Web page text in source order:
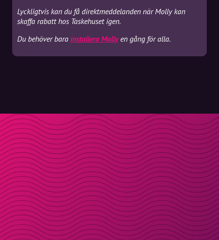
Lyckligtvis kan du få direktmeddelanden när Molly kan
skaffa rabatt hos Taskehuset igen.
Du behöver bara installera Mollyen gång för alla.